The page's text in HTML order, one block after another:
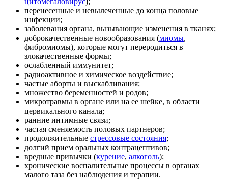
перенесенные и невылеченные до конца половые
инфекции;
заболевания органа, вызывающие изменения в тканях;
доброкачественные новообразования (миомы,
фибромиомы), которые могут переродиться в
злокачественные формы;
ослабленный иммунитет;
радиоактивное и химическое воздействие;
частые аборты и выскабливания;
множество беременностей и родов;
микротравмы в органе или на ее шейке, в области
цервикального канала;
ранние интимные связи;
частая сменяемость половых партнеров;
продолжительные стрессовые состояния;
долгий прием оральных контрацептивов;
вредные привычки (курение, алкоголь);
хронические воспалительные процессы в органах
малого таза без наблюдения и терапии.